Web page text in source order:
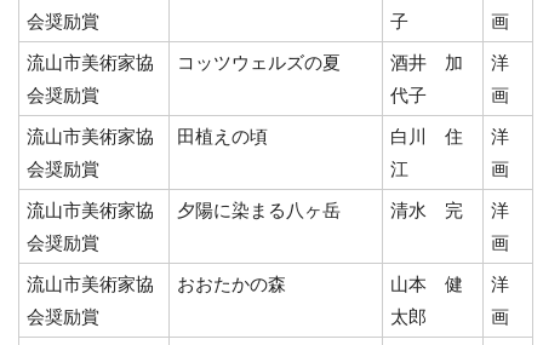
会奨励賞
子
画
流山市美術家協
会奨励賞
コッツウェルズの夏
酒井 加
代子
洋
画
流山市美術家協
会奨励賞
田植えの頃
白川 住
江
洋
画
流山市美術家協
会奨励賞
夕陽に染まる八ヶ岳 清水 完
洋
画
流山市美術家協
会奨励賞
おおたかの森
山本 健
太郎
洋
画